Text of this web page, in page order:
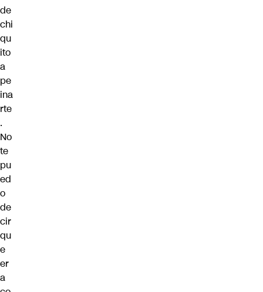
de
chi
qu
ito
a
pe
ina
rte
.
No
te
pu
ed
o
de
cir
qu
e
er
a